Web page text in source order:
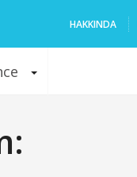
HAKKINDA